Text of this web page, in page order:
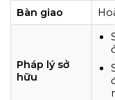
Bàn giao
Pháp lý sở
hữu